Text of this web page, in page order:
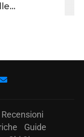
Recensioni
Guide